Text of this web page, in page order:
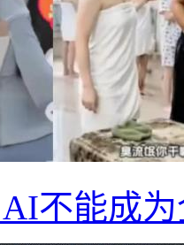
不能成